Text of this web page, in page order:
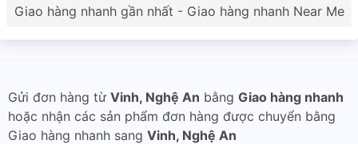
Giao hàng nhanh gần nhất - Giao hàng nhanh Near Me
Gửi đơn hàng từ Vinh, Nghệ An bằng Giao hàng nhanh
hoặc nhận các sản phẩm đơn hàng được chuyển bằng
Giao hàng nhanh sang Vinh, Nghệ An